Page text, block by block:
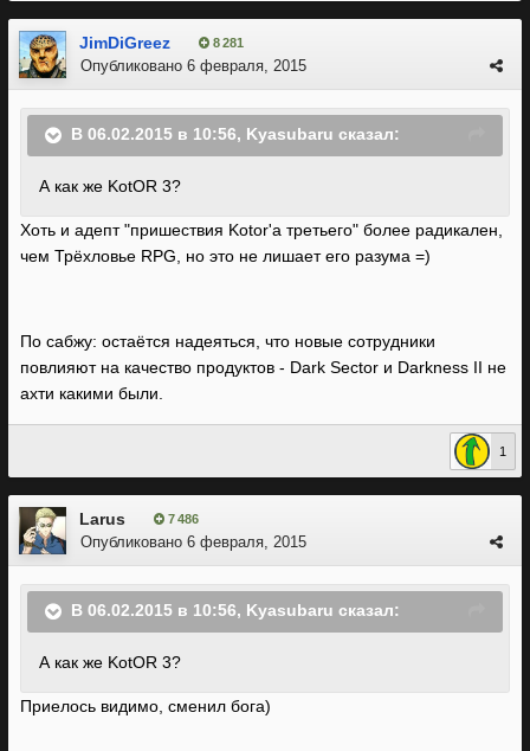
JimDiGreez 8 281
Опубликовано 6 февраля, 2015
В 06.02.2015 в 10:56, Kyasubaru сказал:
А как же KotOR 3?
Хоть и адепт "пришествия Kotor'a третьего" более радикален,
чем Трёхловье RPG, но это не лишает его разума =)
По сабжу: остаётся надеяться, что новые сотрудники
повлияют на качество продуктов - Dark Sector и Darkness II не
ахти какими были.
1
Larus 7 486
Опубликовано 6 февраля, 2015
В 06.02.2015 в 10:56, Kyasubaru сказал:
А как же KotOR 3?
Приелось видимо, сменил бога)